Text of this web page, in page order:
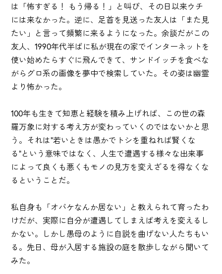
は「怖すぎる！ もう帰る！」と叫び、その日以来ウチ
には来なかった。逆に、足首を見送った友人は「また見
たい」と言って頻繁に来るようになった。余談だがこの
友人、1990年代半ばに私が現在の家でインターネットを
使い始めたらすぐに飛んできて、サンドイッチを食べな
がらグロ系の画像を夢中で検索していた。その姿は幽霊
より怖かった。
100年も生きて知恵と経験を積み上げれば、この世の森
羅万象に対する考え方が変わっていくのではないかと思
う。それは"若いときは愚かでトシを重ねれば賢くな
る"という意味ではなく、人生で遭遇する様々な出来事
によって良くも悪くもモノの見方を変えざるを得なくな
るということだ。
私自身も「オバケなんか居ない」と教えられて育ったわ
けだが、実際に自分が遭遇してしまえば考えを変えるし
かない。しかし愚母のように自説を曲げない人たちもい
る。先日、母が入居する施設の庭を散歩しながら聞いて
みた。